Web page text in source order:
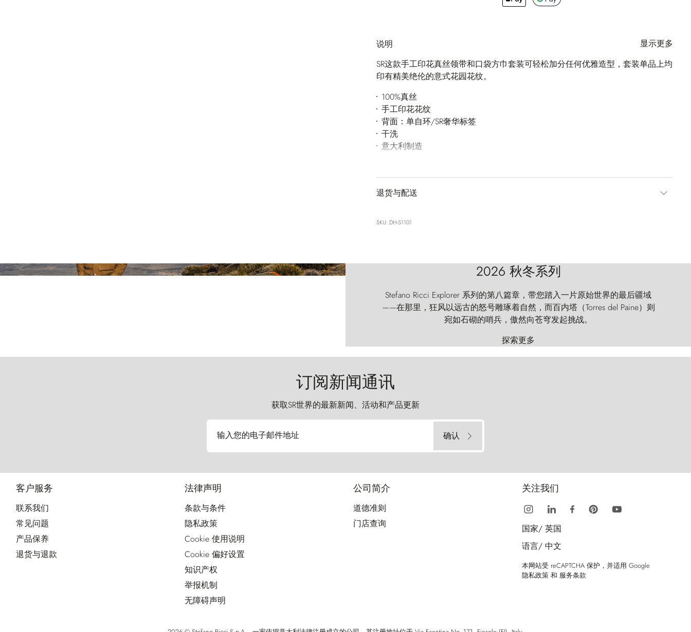
说明
显示更多
SR这款手工印花真丝领带和口袋方巾套装可轻松加分任何优雅造型，套装单品上均
印有精美绝伦的意式花园花纹。
100%真丝
手工印花花纹
背面：单自环/SR奢华标签
干洗
意大利制造
退货与配送
SKU: DH-51101
2026 秋冬系列
Stefano Ricci Explorer 系列的第八篇章，带您踏入一片原始世界的最后疆域
——在那里，狂风以远古的怒号雕琢着自然，而百内塔（Torres del Paine）则
宛如石砌的哨兵，傲然向苍穹发起挑战。
探索更多
订阅新闻通讯
获取SR世界的最新新闻、活动和产品更新
输入您的电子邮件地址 确认
客户服务
联系我们
常见问题
产品保养
退货与退款
法律声明
条款与条件
隐私政策
Cookie 使用说明
Cookie 偏好设置
知识产权
举报机制
无障碍声明
公司简介
道德准则
门店查询
关注我们
国家/ 英国
语言/ 中文
本网站受 reCAPTCHA 保护，并适用 Google
隐私政策 和 服务条款